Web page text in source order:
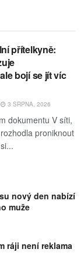
přítelkyně:
bojí se jít víc
3 SRPNA, 2026
dokumentu V síti,
proniknout
nový den nabízí
muže
ráji není reklama